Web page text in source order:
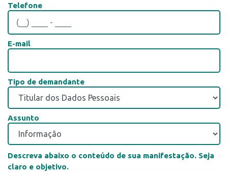
Telefone
E-mail
Tipo de demandante
Assunto
Descreva abaixo o conteúdo de sua manifestação. Seja
claro e objetivo.